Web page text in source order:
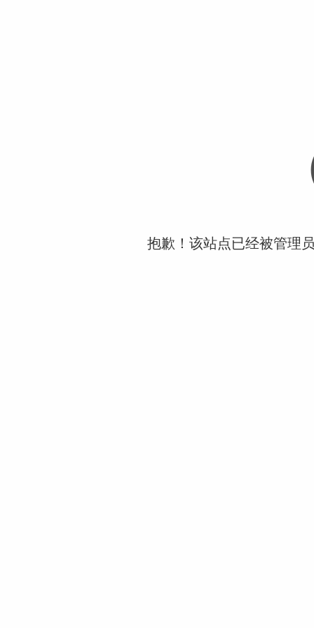
抱歉！该站点已经被管理